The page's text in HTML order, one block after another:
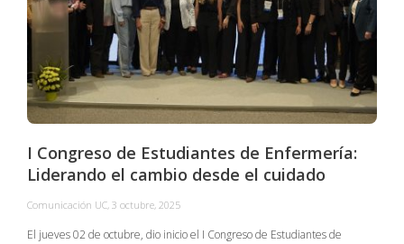
I Congreso de Estudiantes de Enfermería:
Liderando el cambio desde el cuidado
Comunicación UC, 3 octubre, 2025
El jueves 02 de octubre, dio inicio el I Congreso de Estudiantes de